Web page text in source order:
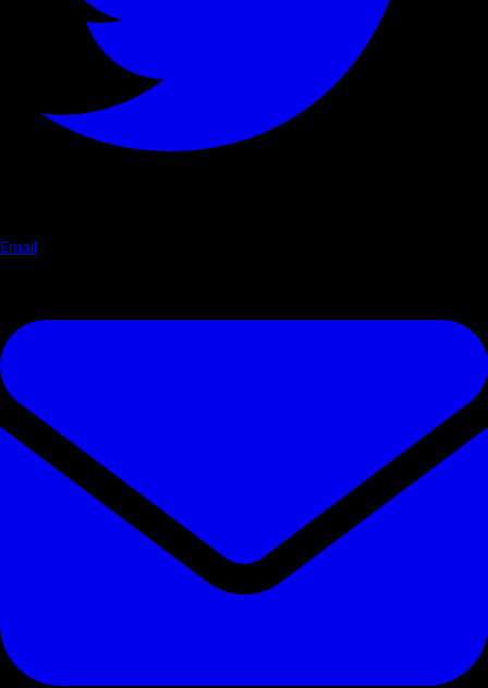
Email